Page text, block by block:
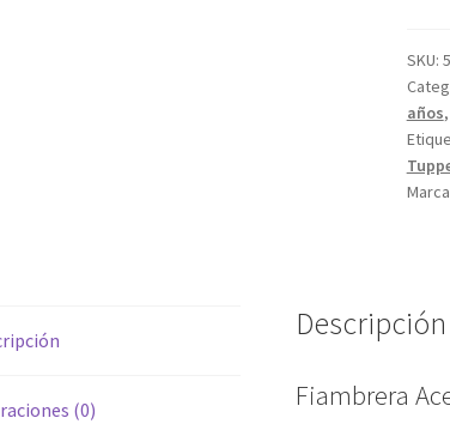
SKU:
años,
(0)
Descripción
Fiambrera